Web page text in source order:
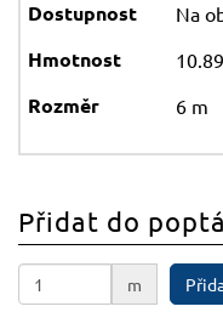
Na
6 m
Přidat do
m